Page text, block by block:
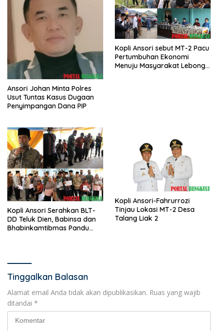
Ansori Johan Minta Polres
Usut Tuntas Kasus Dugaan
Penyimpangan Dana PIP
Kopli Ansori sebut MT-2 Pacu
Pertumbuhan Ekonomi
Menuju Masyarakat Lebong
Kopli Ansori Serahkan BLT-
DD Teluk Dien, Babinsa dan
Bhabinkamtibmas Pandu
Kopli Ansori-Fahrurrozi
Tinjau Lokasi MT-2 Desa
Talang Liak 2
Tinggalkan Balasan
Alamat email Anda tidak akan dipublikasikan. Ruas yang wajib
ditandai *